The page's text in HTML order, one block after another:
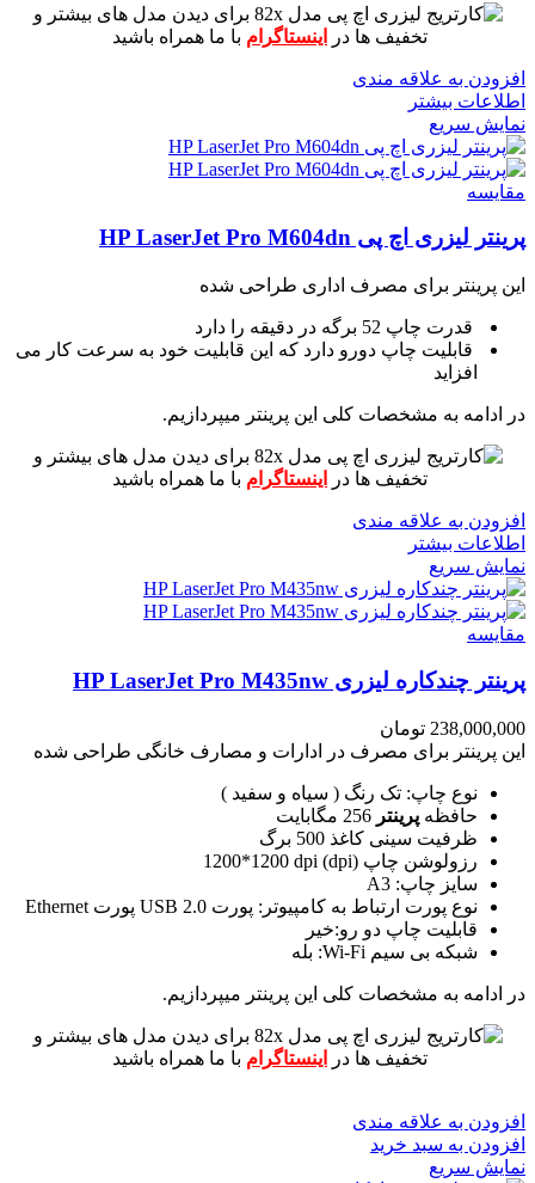
برای دیدن مدل های بیشتر و
تخفیف ها در
اینستاگرام با ما همراه باشید
افزودن به علاقه مندی
اطلاعات بیشتر
نمایش سریع
مقايسه
پرینتر لیزری اچ پی HP LaserJet Pro M604dn
این پرینتر برای مصرف اداری طراحی شده
قدرت چاپ 52 برگه در دقیقه را دارد
قابلیت چاپ دورو دارد که این قابلیت خود به سرعت کار می
افزاید
در ادامه به مشخصات کلی این پرینتر میپردازیم.
برای دیدن مدل های بیشتر و
تخفیف ها در
اینستاگرام با ما همراه باشید
افزودن به علاقه مندی
اطلاعات بیشتر
نمایش سریع
مقايسه
پرینتر چندکاره لیزری HP LaserJet Pro M435nw
238,000,000 تومان
این پرینتر برای مصرف در ادارات و مصارف خانگی طراحی شده
نوع چاپ: تک رنگ ( سیاه و سفید )
حافظه پرینتر
ظرفیت سینی کاغذ 500 برگ
رزولوشن چاپ (dpi) 1200*1200 dpi
سایز چاپ: A3
نوع پورت ارتباط به کامپیوتر: پورت USB 2.0 پورت Ethernet
قابلیت چاپ دو رو:خیر
شبکه بی سیم Wi-Fi: بله
در ادامه به مشخصات کلی این پرینتر میپردازیم.
برای دیدن مدل های بیشتر و
تخفیف ها در
اینستاگرام با ما همراه باشید
افزودن به علاقه مندی
افزودن به سبد خرید
نمایش سریع